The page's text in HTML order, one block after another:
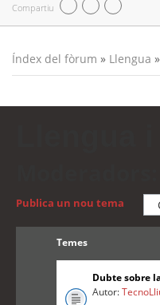
Compartiu
Índex del fòrum » Llengua »
Publica un nou tema
Temes
Dubte sobre
Autor: